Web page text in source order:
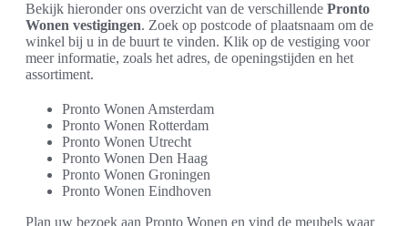
Bekijk hieronder ons overzicht van de verschillende Pronto
Wonen vestigingen. Zoek op postcode of plaatsnaam om de
winkel bij u in de buurt te vinden. Klik op de vestiging voor
meer informatie, zoals het adres, de openingstijden en het
assortiment.
Pronto Wonen Amsterdam
Pronto Wonen Rotterdam
Pronto Wonen Utrecht
Pronto Wonen Den Haag
Pronto Wonen Groningen
Pronto Wonen Eindhoven
Plan uw bezoek aan Pronto Wonen en vind de meubels waar